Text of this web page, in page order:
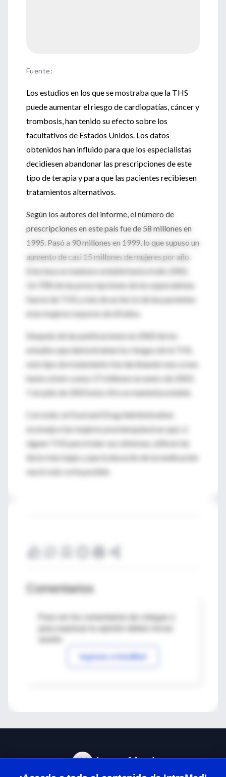
Fuente:
Los estudios en los que se mostraba que la THS
puede aumentar el riesgo de cardiopatías, cáncer y
trombosis, han tenido su efecto sobre los
facultativos de Estados Unidos. Los datos
obtenidos han influido para que los especialistas
decidiesen abandonar las prescripciones de este
tipo de terapia y para que las pacientes recibiesen
tratamientos alternativos.
Según los autores del informe, el número de
prescripciones en este país fue de 58 millones en
1995. Pasó a 90 millones en 1999, lo que supuso un
aumento de casi 15 millones de mujeres por año.
Esta tasa se mantuvo estable hasta el año 2002.
Un 70% de las prescripciones de los especialistas
fueron de THS y más de un tercio de las pacientes
eran mujeres mayores de 60 años.
Después de las publicaciones en 2002 de los
estudios que demostraban los riesgos de la THS,
este tipo de tratamiento fue declinando mes a mes
hasta volver a unos 57 millones en enero de 2003.
Y en julio de 2003 esta cifra se mantenía estable.
Con todo, la Food and Drug Administration
aconseja a las mujeres posmenopáusicas que, si
siguen THS para tratar sus síntomas, utilicen las
dosis más bajas y que la duración de la medicación
sea lo más corta posible.
Comentarios
Para ver los comentarios de colegas o
Ingresar a IntraMed